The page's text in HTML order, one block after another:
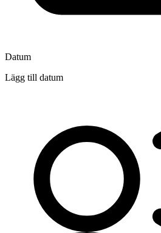
Datum
Lägg till datum